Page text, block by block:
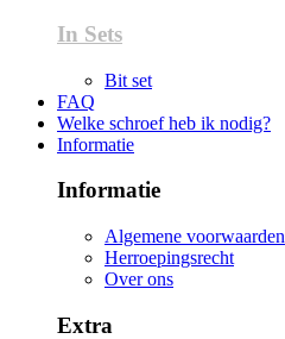
In Sets
Bit set
FAQ
Welke schroef heb ik nodig?
Informatie
Informatie
Algemene voorwaarden
Herroepingsrecht
Over ons
Extra